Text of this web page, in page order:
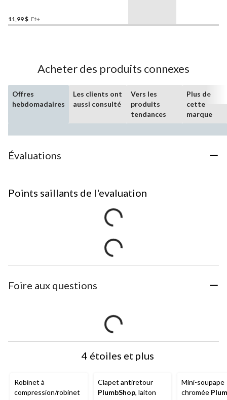
11,99 $ Et+
Acheter des produits connexes
Offres
hebdomadaires
Les clients ont
aussi consulté
Vers les
produits
tendances
Plus de
cette
marque
Évaluations
Points saillants de l'evaluation
Foire aux questions
4 étoiles et plus
Robinet à
compression/robinet
Clapet antiretour
PlumbShop, laiton
Mini-soupape
chromée